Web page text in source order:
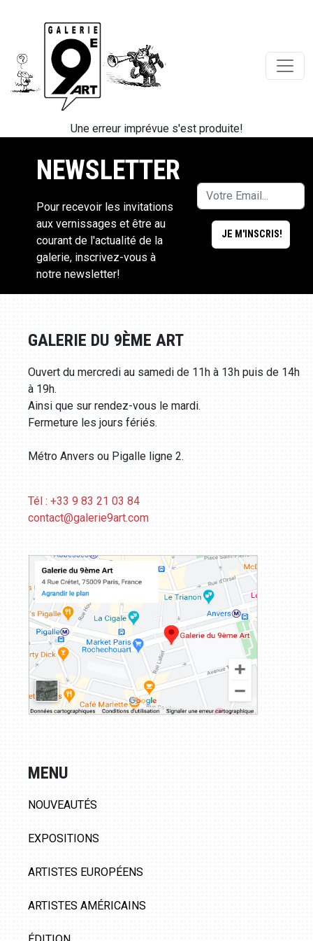
Une erreur imprévue s'est produite!
NEWSLETTER
Pour recevoir les invitations
aux vernissages et être au
courant de l'actualité de la
galerie, inscrivez-vous à
notre newsletter!
GALERIE DU 9ÈME ART
Ouvert du mercredi au samedi de 11h à 13h puis de 14h
à 19h.
Ainsi que sur rendez-vous le mardi.
Fermeture les jours fériés.
Métro Anvers ou Pigalle ligne 2.
Tél : +33 9 83 21 03 84
contact@galerie9art.com
MENU
NOUVEAUTÉS
EXPOSITIONS
ARTISTES EUROPÉENS
ARTISTES AMÉRICAINS